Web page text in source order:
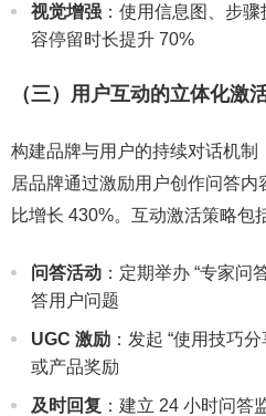
视觉增强 ：使用信息图、步
容停留时长提升 70%
（三）用户互动的立体化激
构建品牌与用户的持续对话机制
居品牌通过激励用户创作问答
比增长 430%。互动激活策略包
问答活动 ：定期举办 “专家问
答用户问题
UGC 激励 ：发起 “使用技巧
或产品奖励
及时回复 ：建立 24 小时问答